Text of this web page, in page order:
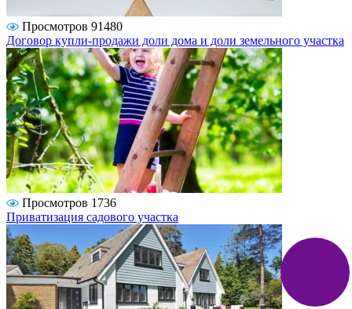
Просмотров 91480
Договор купли-продажи доли дома и доли земельного участка
Просмотров 1736
Приватизация садового участка